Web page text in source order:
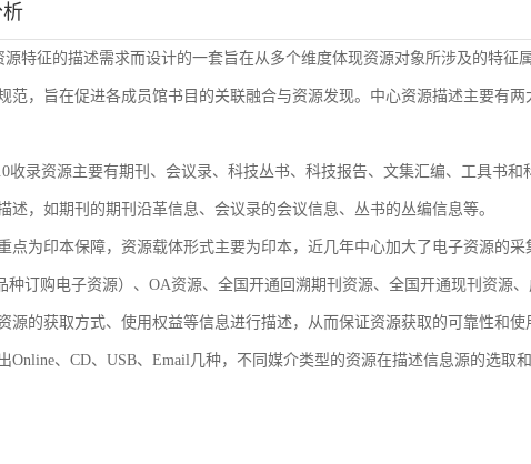
特征的描述需求而设计的一套旨在从多个维度体现资源对象所涉及的特征
范，旨在促进各成员馆书目的关联融合与资源发现。中心资源描述主要有两
收录资源主要有期刊、会议录、科技丛书、科技报告、文集汇编、工具书和
，如期刊的期刊沿革信息、会议录的会议信息、丛书的丛编信息等。
点为印本保障，资源载体形式主要为印本，近几年中心加大了电子资源的采
订购电子资源）、OA资源、全国开通回溯期刊资源、全国开通现刊资源、
源的获取方式、使用权益等信息进行描述，从而保证资源获取的可靠性和使
Online、CD、USB、Email几种，不同媒介类型的资源在描述信息源的选取